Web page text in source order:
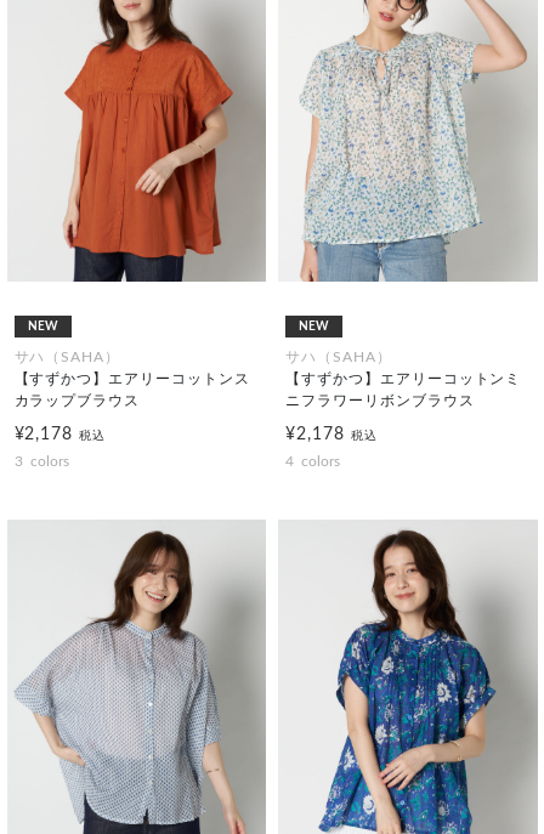
NEW
サハ（SAHA）
【すずかつ】エアリーコットンス
カラップブラウス
¥2,178税込
3 colors
NEW
サハ（SAHA）
【すずかつ】エアリーコットンミ
ニフラワーリボンブラウス
¥2,178 税込
4 colors